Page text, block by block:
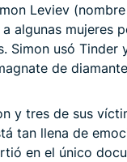
Leviev
algunas mujeres
Simon usó Tinder
de
y tres de sus
tan llena de
en el único